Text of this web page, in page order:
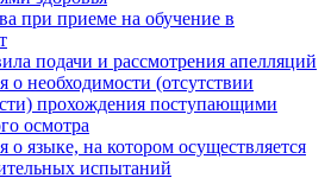
при приеме на обучение в
подачи и рассмотрения апелляций
необходимости (отсутствии
прохождения поступающими
осмотра
языке, на котором осуществляется
испытаний